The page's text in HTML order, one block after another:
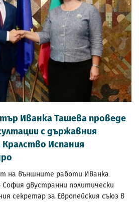
Иванка Ташева проведе
с държавния
Кралство Испания
на външните работи Иванка
София двустранни политически
секретар за Европейския съюз в